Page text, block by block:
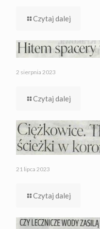
Czytaj dalej
2 sierpnia 2023
Czytaj dalej
21 lipca 2023
Czytaj dalej